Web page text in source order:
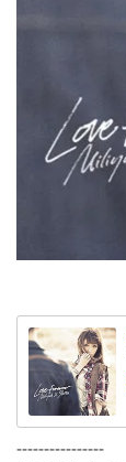
----------------